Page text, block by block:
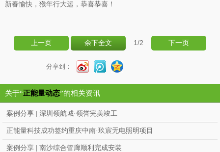
新春愉快，猴年行大运，恭喜恭喜！
上一页 余下全文 1/2 下一页
分享到：
关于“正能量动态”的相关资讯
案例分享 | 深圳领航城·领誉完美竣工
正能量科技成功签约重庆中南·玖宸无电照明项目
案例分享 | 南沙综合管廊顺利完成安装